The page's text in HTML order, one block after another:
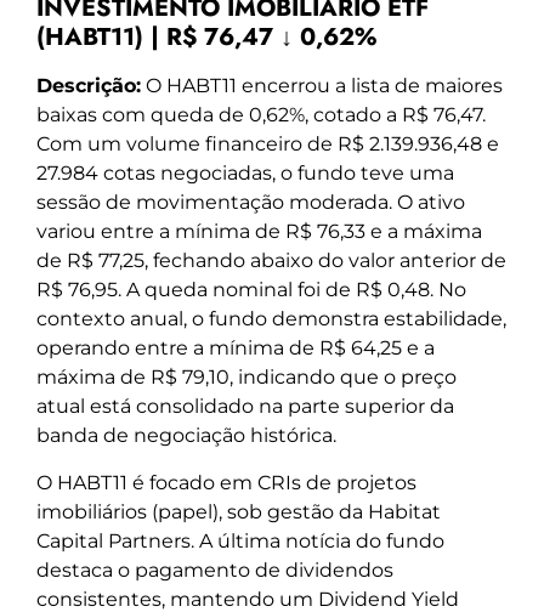
INVESTIMENTO IMOBILIARIO ETF
(HABT11) | R$ 76,47 ↓ 0,62%
Descrição: O HABT11 encerrou a lista de maiores
baixas com queda de 0,62%, cotado a R$ 76,47.
Com um volume financeiro de R$ 2.139.936,48 e
27.984 cotas negociadas, o fundo teve uma
sessão de movimentação moderada. O ativo
variou entre a mínima de R$ 76,33 e a máxima
de R$ 77,25, fechando abaixo do valor anterior de
R$ 76,95. A queda nominal foi de R$ 0,48. No
contexto anual, o fundo demonstra estabilidade,
operando entre a mínima de R$ 64,25 e a
máxima de R$ 79,10, indicando que o preço
atual está consolidado na parte superior da
banda de negociação histórica.
O HABT11 é focado em CRIs de projetos
imobiliários (papel), sob gestão da Habitat
Capital Partners. A última notícia do fundo
destaca o pagamento de dividendos
consistentes, mantendo um Dividend Yield